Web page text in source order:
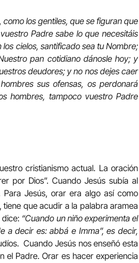
como los gentiles, que se figuran que
Padre sabe lo que necesitáis
cielos, santificado sea tu Nombre;
pan cotidiano dánosle hoy; y
deudores; y no nos dejes caer
sus ofensas, os perdonará
hombres, tampoco vuestro Padre
cristianismo actual. La oración
por Dios”. Cuando Jesús subía al
Jesús, orar era algo así como
tiene que acudir a la palabra aramea
dice: “Cuando un niño experimenta el
a decir es: abbá e Imma”, es decir,
Cuando Jesús nos enseñó esta
el Padre. Orar es hacer experiencia